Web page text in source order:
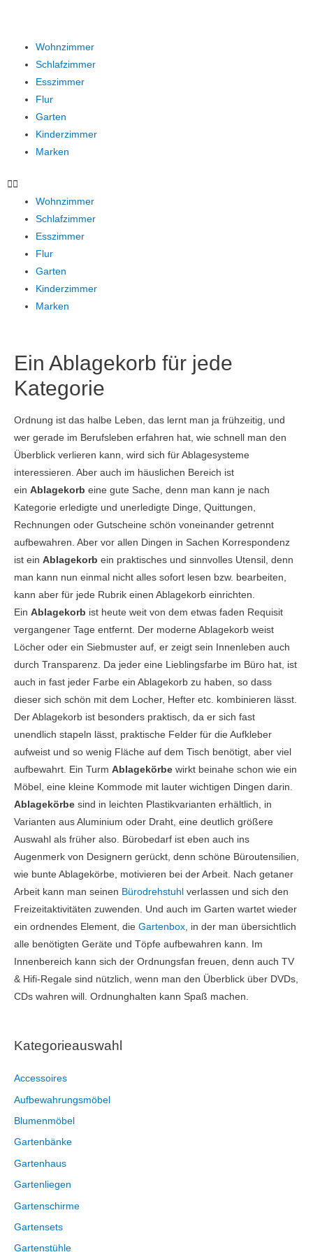
Wohnzimmer
Schlafzimmer
Esszimmer
Flur
Garten
Kinderzimmer
Marken
Wohnzimmer
Schlafzimmer
Esszimmer
Flur
Garten
Kinderzimmer
Marken
Kategorieauswahl
Accessoires
Aufbewahrungsmöbel
Blumenmöbel
Gartenbänke
Gartenhaus
Gartenliegen
Gartenschirme
Gartensets
Gartenstühle
Ein Ablagekorb für jede
Kategorie
Ordnung ist das halbe Leben, das lernt man ja frühzeitig, und
wer gerade im Berufsleben erfahren hat, wie schnell man den
Überblick verlieren kann, wird sich für Ablagesysteme
interessieren. Aber auch im häuslichen Bereich ist
ein Ablagekorb eine gute Sache, denn man kann je nach
Kategorie erledigte und unerledigte Dinge, Quittungen,
Rechnungen oder Gutscheine schön voneinander getrennt
aufbewahren. Aber vor allen Dingen in Sachen Korrespondenz
ist ein Ablagekorb ein praktisches und sinnvolles Utensil, denn
man kann nun einmal nicht alles sofort lesen bzw. bearbeiten,
kann aber für jede Rubrik einen Ablagekorb einrichten.
Ein Ablagekorb ist heute weit von dem etwas faden Requisit
vergangener Tage entfernt. Der moderne Ablagekorb weist
Löcher oder ein Siebmuster auf, er zeigt sein Innenleben auch
durch Transparenz. Da jeder eine Lieblingsfarbe im Büro hat, ist
auch in fast jeder Farbe ein Ablagekorb zu haben, so dass
dieser sich schön mit dem Locher, Hefter etc. kombinieren lässt.
Der Ablagekorb ist besonders praktisch, da er sich fast
unendlich stapeln lässt, praktische Felder für die Aufkleber
aufweist und so wenig Fläche auf dem Tisch benötigt, aber viel
aufbewahrt. Ein Turm Ablagekörbe wirkt beinahe schon wie ein
Möbel, eine kleine Kommode mit lauter wichtigen Dingen darin.
Ablagekörbe sind in leichten Plastikvarianten erhältlich, in
Varianten aus Aluminium oder Draht, eine deutlich größere
Auswahl als früher also. Bürobedarf ist eben auch ins
Augenmerk von Designern gerückt, denn schöne Büroutensilien,
wie bunte Ablagekörbe, motivieren bei der Arbeit. Nach getaner
Arbeit kann man seinen Bürodrehstuhl verlassen und sich den
Freizeitaktivitäten zuwenden. Und auch im Garten wartet wieder
ein ordnendes Element, die Gartenbox , in der man übersichtlich
alle benötigten Geräte und Töpfe aufbewahren kann. Im
Innenbereich kann sich der Ordnungsfan freuen, denn auch TV
& Hifi-Regale sind nützlich, wenn man den Überblick über DVDs,
CDs wahren will. Ordnunghalten kann Spaß machen.